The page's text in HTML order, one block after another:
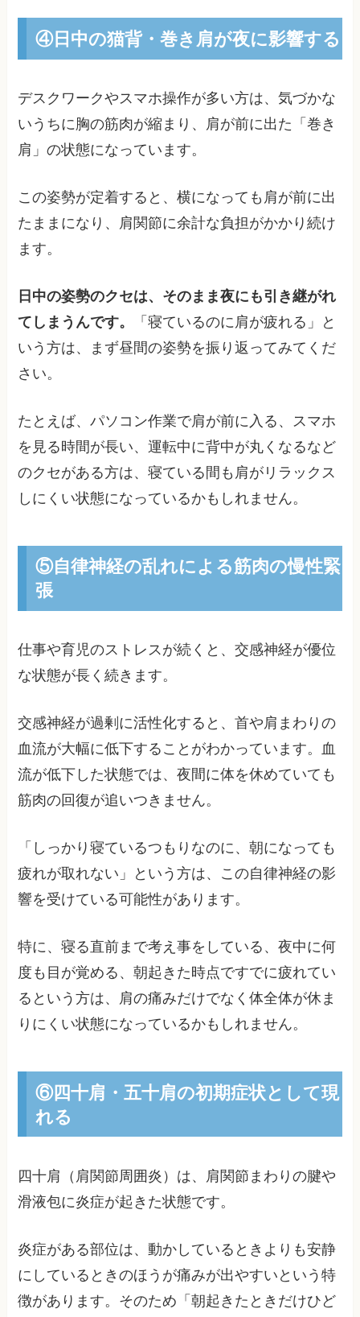
④日中の猫背・巻き肩が夜に影響する
デスクワークやスマホ操作が多い方は、気づかな
いうちに胸の筋肉が縮まり、肩が前に出た「巻き
肩」の状態になっています。
この姿勢が定着すると、横になっても肩が前に出
たままになり、肩関節に余計な負担がかかり続け
ます。
日中の姿勢のクセは、そのまま夜にも引き継がれ
てしまうんです。
「寝ているのに肩が疲れる」と
いう方は、まず昼間の姿勢を振り返ってみてくだ
さい。
たとえば、パソコン作業で肩が前に入る、スマホ
を見る時間が長い、運転中に背中が丸くなるなど
のクセがある方は、寝ている間も肩がリラックス
しにくい状態になっているかもしれません。
⑤自律神経の乱れによる筋肉の慢性緊
張
仕事や育児のストレスが続くと、交感神経が優位
な状態が長く続きます。
交感神経が過剰に活性化すると、首や肩まわりの
血流が大幅に低下することがわかっています。血
流が低下した状態では、夜間に体を休めていても
筋肉の回復が追いつきません。
「しっかり寝ているつもりなのに、朝になっても
疲れが取れない」という方は、この自律神経の影
響を受けている可能性があります。
特に、寝る直前まで考え事をしている、夜中に何
度も目が覚める、朝起きた時点ですでに疲れてい
るという方は、肩の痛みだけでなく体全体が休ま
りにくい状態になっているかもしれません。
⑥四十肩・五十肩の初期症状として現
れる
四十肩（肩関節周囲炎）は、肩関節まわりの腱や
滑液包に炎症が起きた状態です。
炎症がある部位は、動かしているときよりも安静
にしているときのほうが痛みが出やすいという特
徴があります。そのため「朝起きたときだけひど